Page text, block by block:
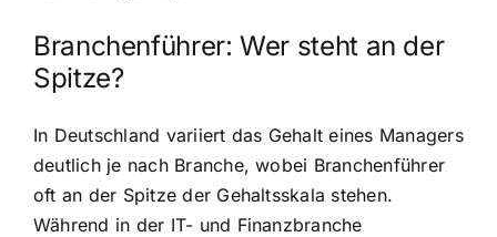
Branchenführer: Wer steht an der
Spitze?
In Deutschland variiert das Gehalt eines Managers
deutlich je nach Branche, wobei Branchenführer
oft an der Spitze der Gehaltsskala stehen.
Während in der IT- und Finanzbranche